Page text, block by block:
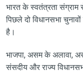
भारत के स्वतंत्रता संग्राम
पिछले दो विधानसभा
है।
भाजपा, असम के अलावा,
संसदीय और राज्य